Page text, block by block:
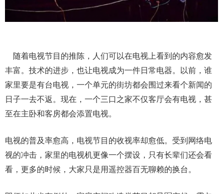
随着电视节目的推陈，人们可以在电视上看到的内容愈发
丰富。技术的进步，也让电视成为一件日常电器。以前，谁
家里要是有台电视，一个单元的街坊都会围过来看个新闻的
日子一去不返。现在，一个三口之家不仅客厅会有电视，甚
至在主卧和客房都会添置电视。
电视的普及率愈高，电视节目的收视率却愈低。受到网络电
视的冲击，家里的电视机更像一个摆设，只有长辈们还会看
看，更多的时候，大家只是用遥控器百无聊赖的换台。